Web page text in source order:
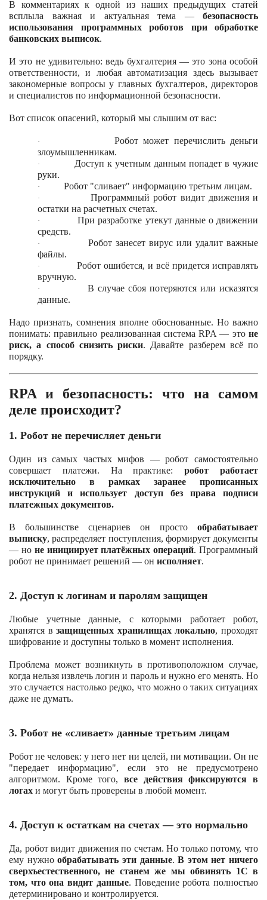
В комментариях к одной из наших предыдущих статей
всплыла важная и актуальная тема — безопасность
использования программных роботов при обработке
банковских выписок.
И это не удивительно: ведь бухгалтерия — это зона особой
ответственности, и любая автоматизация здесь вызывает
закономерные вопросы у главных бухгалтеров, директоров
и специалистов по информационной безопасности.
Вот список опасений, который мы слышим от вас:
·
Робот может перечислить деньги
злоумышленникам.
·
Доступ к учетным данным попадет в чужие
руки.
· Робот "сливает" информацию третьим лицам.
·
Программный робот видит движения и
остатки на расчетных счетах.
·
При разработке утекут данные о движении
средств.
·
Робот занесет вирус или удалит важные
файлы.
·
Робот ошибется, и всё придется исправлять
вручную.
·
В случае сбоя потеряются или исказятся
данные.
Надо признать, сомнения вполне обоснованные. Но важно
понимать: правильно реализованная система RPA — это не
риск, а способ снизить риски. Давайте разберем всё по
порядку.
RPA и безопасность: что на самом
деле происходит?
1. Робот не перечисляет деньги
Один из самых частых мифов — робот самостоятельно
совершает платежи. На практике:робот работает
исключительно в рамках заранее прописанных
инструкций и использует доступ без права подписи
платежных документов.
В большинстве сценариев он просто обрабатывает
выписку, распределяет поступления, формирует документы
— но не инициирует платёжных операций.Программный
робот не принимает решений — он исполняет.
2. Доступ к логинам и паролям защищен
Любые учетные данные, с которыми работает робот,
хранятся взащищенных хранилищах локально, проходят
шифрование и доступны только в момент исполнения.
Проблема может возникнуть в противоположном случае,
когда нельзя извлечь логин и пароль и нужно его менять. Но
это случается настолько редко, что можно о таких ситуациях
даже не думать.
3. Робот не «сливает» данные третьим лицам
Робот не человек: у него нет ни целей, ни мотивации. Он не
"передает информацию", если это не предусмотрено
алгоритмом. Кроме того,все действия фиксируются в
логах и могут быть проверены в любой момент.
4. Доступ к остаткам на счетах — это нормально
Да, робот видит движения по счетам. Но только потому, что
ему нужнообрабатывать эти данные.В этом нет ничего
сверхъестественного, не станем же мы обвинять 1С в
том, что она видит данные. Поведение робота полностью
детерминировано и контролируется.